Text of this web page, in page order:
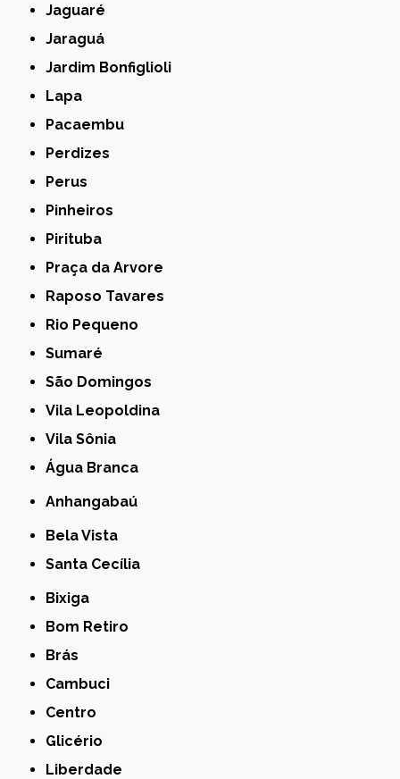
Jaguaré
Jaraguá
Jardim Bonfiglioli
Lapa
Pacaembu
Perdizes
Perus
Pinheiros
Pirituba
Praça da Arvore
Raposo Tavares
Rio Pequeno
Sumaré
São Domingos
Vila Leopoldina
Vila Sônia
Água Branca
Anhangabaú
Bela Vista
Santa Cecília
Bixiga
Bom Retiro
Brás
Cambuci
Centro
Glicério
Liberdade